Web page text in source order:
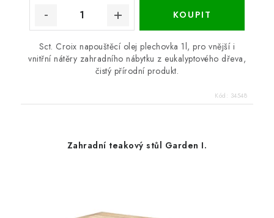
Sct. Croix napouštěcí olej plechovka 1l, pro vnější i
vnitřní nátěry zahradního nábytku z eukalyptového dřeva,
čistý přírodní produkt.
Kód: 34548
Zahradní teakový stůl Garden I.